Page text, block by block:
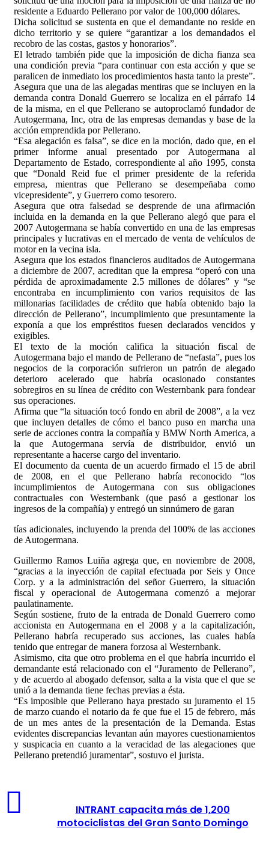
residente a Eduardo Pellerano por valor de 100,000 dólares.
Dicha solicitud se sustenta en que el demandante no reside en
dicho territorio y se quiere “garantizar a los demandados el
recobro de las costas, gastos y honorarios”.
El letrado también pide que la imposición de dicha fianza sea
una condición previa “para continuar con esta acción y que se
paralicen de inmediato los procedimientos hasta tanto la preste”.
Asegura que una de las alegadas mentiras que se incluyen en la
demanda contra Donald Guerrero se localiza en el párrafo 14
de la misma, en el que Pellerano se autoproclamó fundador de
Autogermana, Inc, otra de las empresas demandas y base de la
acción emprendida por Pellerano.
“Esa alegación es falsa”, se dice en la moción, dado que, en el
primer informe anual presentado por Autogermana al
Departamento de Estado, correspondiente al año 1995, consta
que “Donald Reid fue el primer presidente de la referida
empresa, mientras que Pellerano se desempeñaba como
vicepresidente”, y Guerrero como tesorero.
Asegura que otra falsedad se desprende de una afirmación
incluida en la demanda en la que Pellerano alegó que para el
2007 Autogermana se había convertido en una de las empresas
principales y lucrativas en el mercado de venta de vehículos de
motor en la vecina isla.
Asegura que los estados financieros auditados de Autogermana
a diciembre de 2007, acreditan que la empresa “operó con una
pérdida de aproximadamente 2.5 millones de dólares” y “se
encontraba en incumplimiento con varios requisitos de las
millonarias facilidades de crédito que había obtenido bajo la
dirección de Pellerano”, incumplimiento que presuntamente la
exponía a que los empréstitos fuesen declarados vencidos y
exigibles.
El texto de la moción califica la situación fiscal de
Autogermana bajo el mando de Pellerano de “nefasta”, pues los
negocios de la corporación sufrieron un patrón de alegado
deterioro acelerado que habría ocasionado constantes
sobregiros en su línea de crédito con Westernbank para fondear
sus operaciones.
Afirma que “la situación tocó fondo en abril de 2008”, a la vez
que incluyen detalles de cómo el banco puso en marcha una
serie de acciones contra la compañía y BMW North America, a
la que Autogermana servía de distribuidor, envió un
representante a hacerse cargo del inventario.
El documento da cuenta de un acuerdo firmado el 15 de abril
de 2008, en el que Pellerano habría reconocido “los
incumplimientos de Autogermana con sus obligaciones
contractuales con Westernbank (que pasó a gestionar los
ingresos de la compañía) y entregó un sinnúmero de garan
tías adicionales, incluyendo la prenda del 100% de las acciones
de Autogermana.
Guillermo Ramos Luiña agrega que, en noviembre de 2008,
“gracias a la inyección de capital efectuada por Seis y Once
Corp. y a la administración del señor Guerrero, la situación
fiscal y operacional de Autogermana comenzó a mejorar
paulatinamente.
Según sostiene, fruto de la entrada de Donald Guerrero como
accionista en Autogermana en el 2008 y a la capitalización,
Pellerano habría recuperado sus acciones, las cuales había
tenido que entregar de manera forzosa al Westernbank.
Asimismo, cita que otro problema en el que habría incurrido el
demandante está relacionado con el “Juramento de Pellerano”,
y de acuerdo al abogado defensor, salta a la vista que el que se
unió a la demanda tiene fechas previas a ésta.
“Es imposible que Pellerano haya prestado su juramento el 15
de marzo cuando el notario da fe que fue el 15 de febrero, más
de un mes antes de la presentación de la Demanda. Estas
evidentes discrepancias levantan aún mayores cuestionamientos
y suspicacia en cuanto a la veracidad de las alegaciones que
Pellerano pretendió juramentar”, sostuvo el jurista.
INTRANT capacita más de 1,200
motociclistas del Gran Santo Domingo